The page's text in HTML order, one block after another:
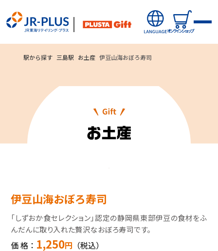
オンラインショップ
モバイルオーダーサービス
オンラインショップから探す
どを取り揃えたサイトです。
楽天市場
auPayマーケット
駅から探す 三島駅 お土産 伊豆山海おぼろ寿司
伊豆山海おぼろ寿司
「しずおか食セレクション」認定の静岡県東部伊豆の食材をふ
んだんに取り入れた贅沢なおぼろ寿司です。
価 格： 1,250円 （税込）